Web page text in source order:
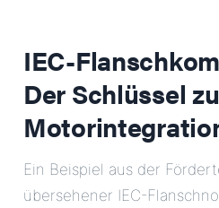
IEC-
Der Schlüssel
Ein Beispiel aus der
übersehener IEC-